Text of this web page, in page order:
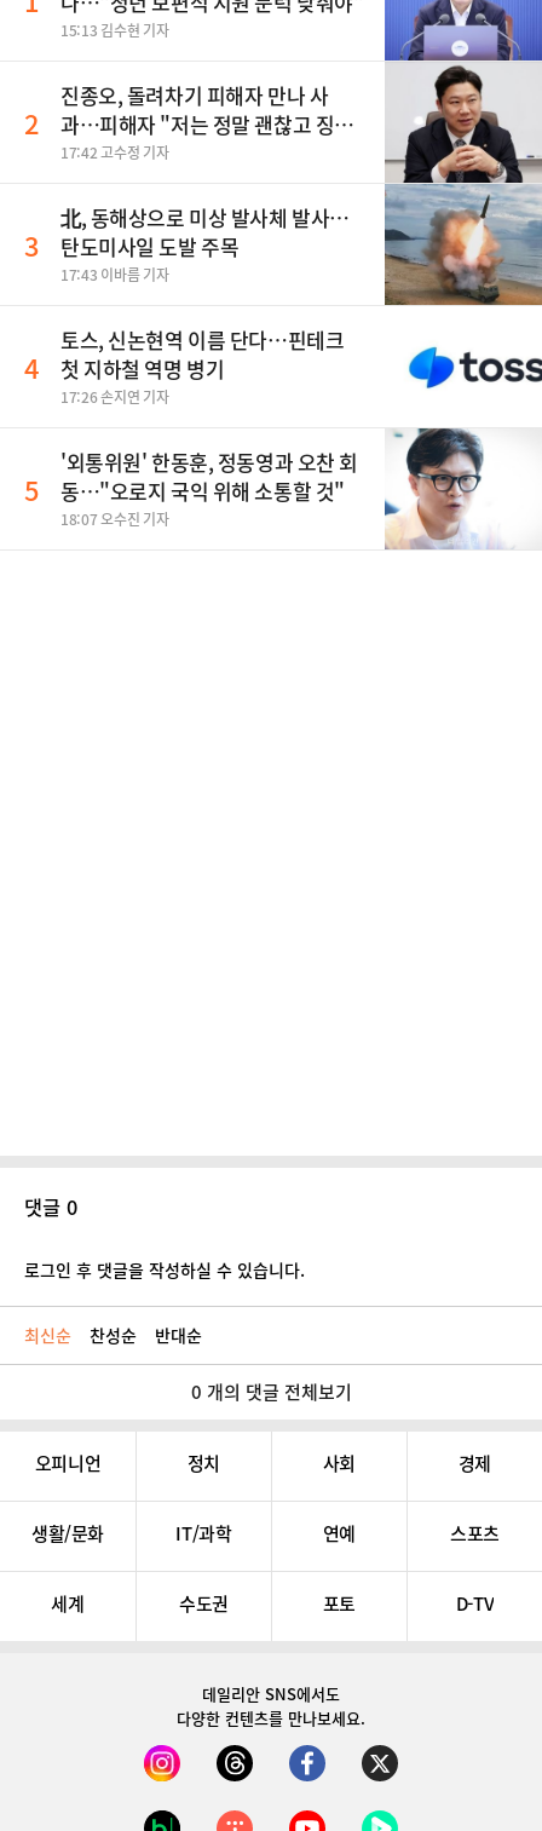
15:13 김수현 기자
2
진종오, 돌려차기 피해자 만나 사
과…피해자 "저는 정말 괜찮고 징계
원치 않아"
17:42 고수정 기자
3
北, 동해상으로 미상 발사체 발사…
탄도미사일 도발 주목
17:43 이바름 기자
4
토스, 신논현역 이름 단다…핀테크
첫 지하철 역명 병기
17:26 손지연 기자
5
'외통위원' 한동훈, 정동영과 오찬 회
동…"오로지 국익 위해 소통할 것"
18:07 오수진 기자
댓글 0
로그인 후 댓글을 작성하실 수 있습니다.
최신순 찬성순 반대순
0 개의 댓글 전체보기
오피니언 정치 사회 경제
생활/문화 IT/과학 연예 스포츠
세계 수도권 포토 D-TV
데일리안 SNS에서도
다양한 컨텐츠를 만나보세요.